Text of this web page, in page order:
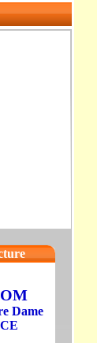
Dame